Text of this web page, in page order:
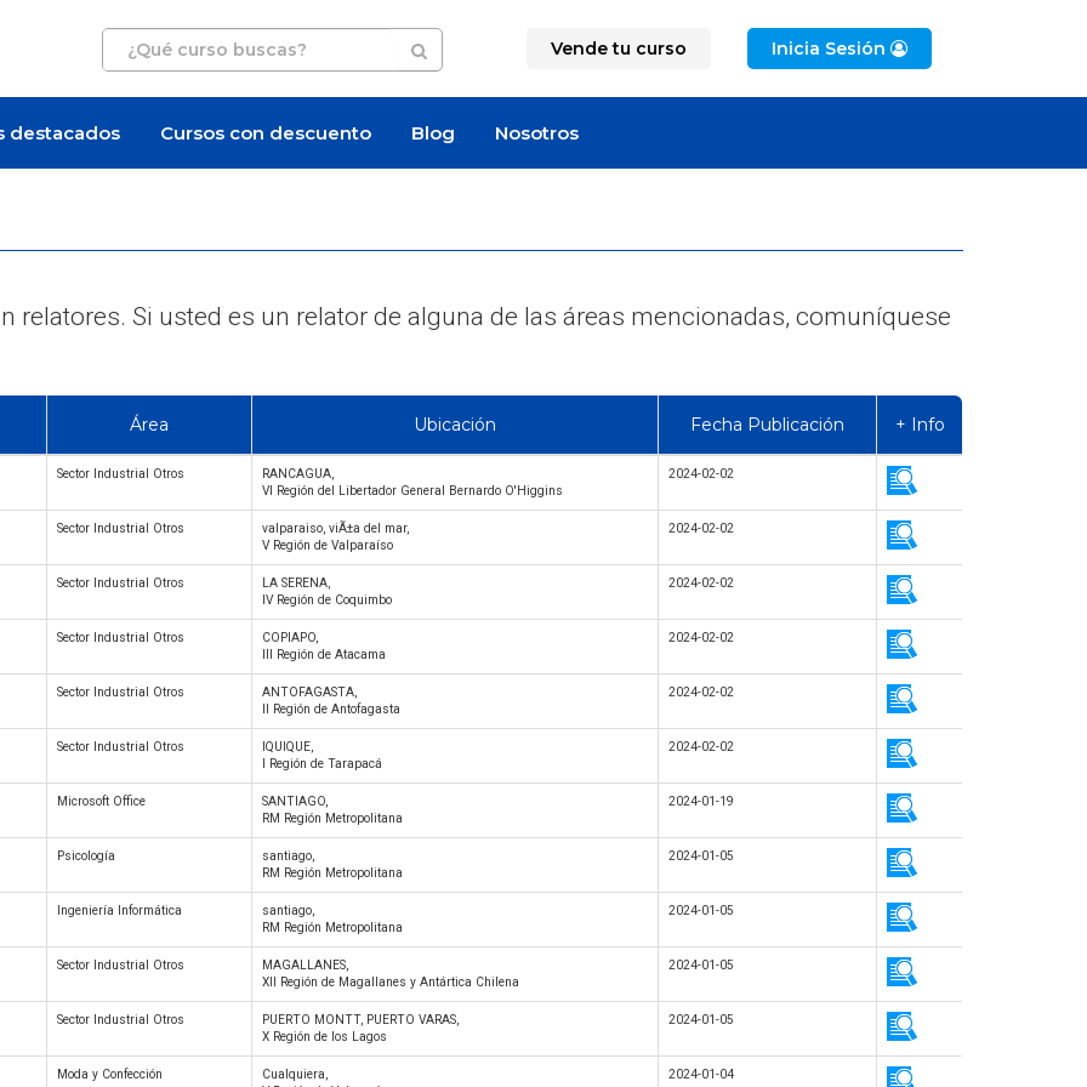
Vende tu curso Inicia Sesión
destacados Cursos con descuento Blog Nosotros
relatores. Si usted es un relator de alguna de las áreas mencionadas, comuníquese
Área Ubicación Fecha Publicación + Info
Sector Industrial Otros
RANCAGUA,
VI Región del Libertador General Bernardo O'Higgins
2024-02-02
Sector Industrial Otros
valparaiso, viÃ±a del mar,
V Región de Valparaíso
2024-02-02
Sector Industrial Otros
LA SERENA,
IV Región de Coquimbo
2024-02-02
Sector Industrial Otros
COPIAPO,
III Región de Atacama
2024-02-02
Sector Industrial Otros
ANTOFAGASTA,
II Región de Antofagasta
2024-02-02
Sector Industrial Otros
IQUIQUE,
I Región de Tarapacá
2024-02-02
Microsoft Office
SANTIAGO,
RM Región Metropolitana
2024-01-19
Psicología
santiago,
RM Región Metropolitana
2024-01-05
Ingeniería Informática
santiago,
RM Región Metropolitana
2024-01-05
Sector Industrial Otros
MAGALLANES,
XII Región de Magallanes y Antártica Chilena
2024-01-05
Sector Industrial Otros
PUERTO MONTT, PUERTO VARAS,
X Región de los Lagos
2024-01-05
Moda y Confección
Cualquiera,
2024-01-04